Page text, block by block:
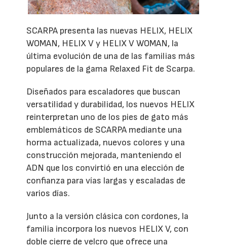
SCARPA presenta las nuevas HELIX, HELIX
WOMAN, HELIX V y HELIX V WOMAN, la
última evolución de una de las familias más
populares de la gama Relaxed Fit de Scarpa.
Diseñados para escaladores que buscan
versatilidad y durabilidad, los nuevos HELIX
reinterpretan uno de los pies de gato más
emblemáticos de SCARPA mediante una
horma actualizada, nuevos colores y una
construcción mejorada, manteniendo el
ADN que los convirtió en una elección de
confianza para vías largas y escaladas de
varios días.
Junto a la versión clásica con cordones, la
familia incorpora los nuevos HELIX V, con
doble cierre de velcro que ofrece una